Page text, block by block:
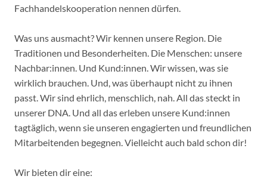
Fachhandelskooperation nennen dürfen.
Was uns ausmacht? Wir kennen unsere Region. Die
Traditionen und Besonderheiten. Die Menschen: unsere
Nachbar:innen. Und Kund:innen. Wir wissen, was sie
wirklich brauchen. Und, was überhaupt nicht zu ihnen
passt. Wir sind ehrlich, menschlich, nah. All das steckt in
unserer DNA. Und all das erleben unsere Kund:innen
tagtäglich, wenn sie unseren engagierten und freundlichen
Mitarbeitenden begegnen. Vielleicht auch bald schon dir!
Wir bieten dir eine: